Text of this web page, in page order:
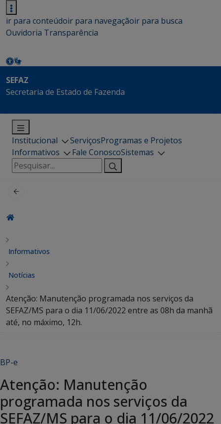
ir para conteúdoir para navegaçãoir para busca
Ouvidoria Transparência
SEFAZ
Secretaria de Estado de Fazenda
Institucional ServiçosProgramas e Projetos
Informativos
Fale ConoscoSistemas
Pesquisar
por:
Informativos
Notícias
Atenção: Manutenção programada nos serviços da
SEFAZ/MS para o dia 11/06/2022 entre as 08h da manhã
até, no máximo, 12h.
BP-e
Atenção: Manutenção
programada nos serviços da
SEFAZ/MS para o dia 11/06/2022